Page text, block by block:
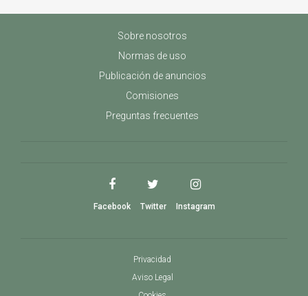
Sobre nosotros
Normas de uso
Publicación de anuncios
Comisiones
Preguntas frecuentes
Facebook Twitter Instagram
Privacidad
Aviso Legal